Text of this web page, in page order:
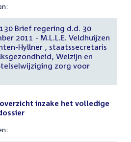
Brief regering d.d. 30
2011 - M.L.L.E. Veldhuijzen
Hyllner , staatssecretaris
Welzijn en
zorg voor
inzake het volledige